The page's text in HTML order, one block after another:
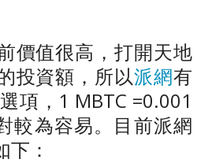
價值很高，打開天地
投資額，所以派網有
項， 1 MBTC =0.001
較為容易。目前派網
：